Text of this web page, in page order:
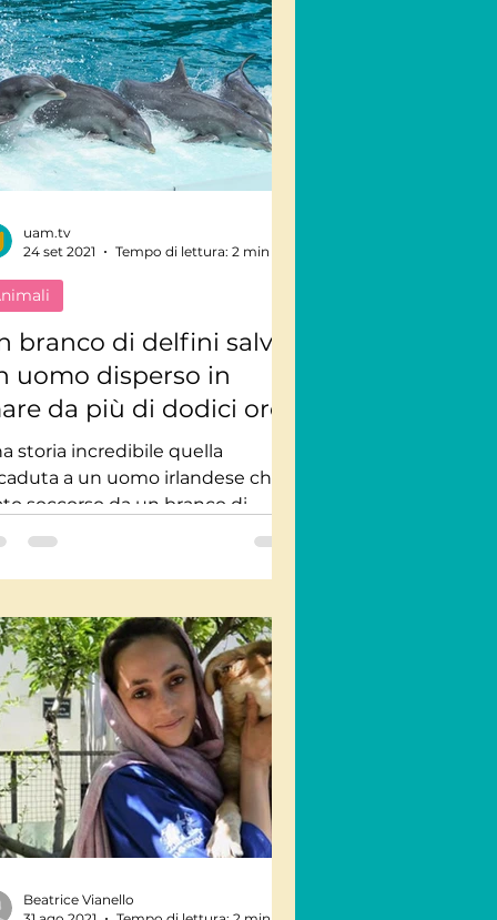
branco di delfini salva
uomo disperso in
da più di dodici ore
storia incredibile quella
a un uomo irlandese che è
soccorso da un branco di
nelle gelide acque della
uam.tv
24 set 2021
Tempo di lettura: 2 min
Beatrice Vianello